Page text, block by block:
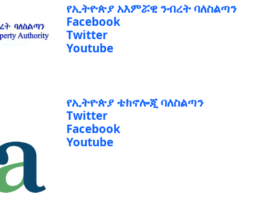
የኢትዮጵያ አእምሯዊ ንብረት ባለስልጣን
Facebook
Twitter
Youtube
የኢትዮጵያ ቴክኖሎጂ ባለስልጣን
Twitter
Facebook
Youtube